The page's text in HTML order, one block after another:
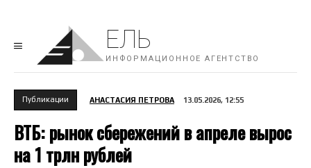
ЕЛЬ
ИНФОРМАЦИОННОЕ АГЕНТСТВО
Публикации АНАСТАСИЯ ПЕТРОВА 13.05.2026, 12:55
ВТБ: рынок сбережений в апреле вырос
на 1 трлн рублей